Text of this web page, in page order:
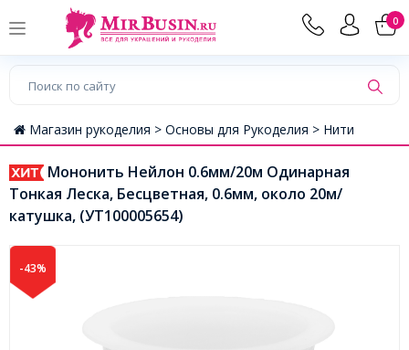
0
Магазин рукоделия > Основы для Рукоделия > Нити
Мононить Нейлон 0.6мм/20м Одинарная
Тонкая Леска, Бесцветная, 0.6мм, около 20м/
катушка, (УТ100005654)
-43%